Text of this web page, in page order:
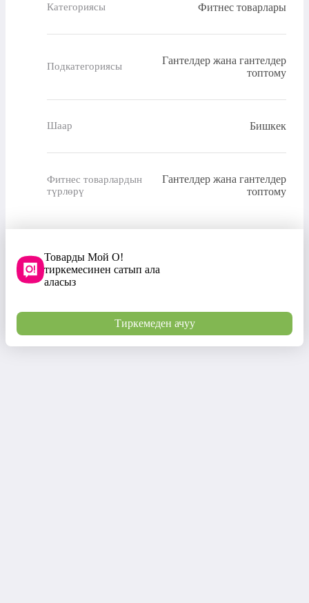
Категориясы Фитнес товарлары
Подкатегориясы
Гантелдер жана гантелдер
топтому
Шаар Бишкек
Фитнес товарлардын
түрлөрү
Гантелдер жана гантелдер
топтому
Товарды Мой О!
тиркемесинен сатып ала
аласыз
Тиркемеден ачуу